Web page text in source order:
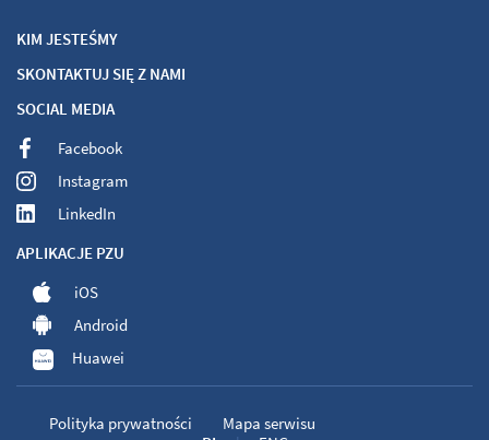
KIM JESTEŚMY
SKONTAKTUJ SIĘ Z NAMI
SOCIAL MEDIA
Facebook
Instagram
LinkedIn
APLIKACJE PZU
iOS
Android
Huawei
Polityka prywatności Mapa serwisu